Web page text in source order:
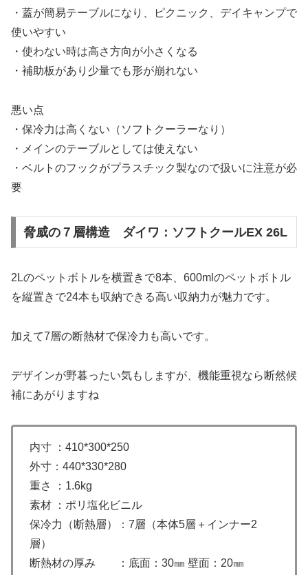
・蓋が簡易テーブルになり、ピクニック、デイキャンプで
使いやすい
・使わない時は高さ方向が小さくなる
・補助板があり少量でも形が崩れない
悪い点
・保冷力は高くない（ソフトクーラーなり）
・メインのテーブルとしては使えない
・ベルトのフックがプラスチック製なので扱いに注意が必
要
脅威の７層構造 ダイワ：ソフトクールEX 26L
2Lのペットボトルを横置きで8本、600mlのペットボトル
を縦置きで24本も収納できる高い収納力が魅力です。
加えて7層の断熱材で保冷力も高いです。
デザインが野暮ったい気もしますが、機能重視なら断然候
補にあがりますね
内寸 ：410*300*250
外寸：440*330*280
重さ ：1.6kg
素材 ：ポリ塩化ビニル
保冷力（断熱層）：7層（本体5層＋インナー2
層）
断熱材の厚み ：底面：30㎜ 壁面：20㎜